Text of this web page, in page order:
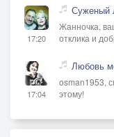
17:20
Суженый
Жанночка,
отклика и
17:04
Любовь
osman1953,
этому!